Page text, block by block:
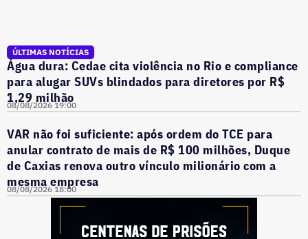
ÚLTIMAS NOTÍCIAS
Água dura: Cedae cita violência no Rio e compliance
para alugar SUVs blindados para diretores por R$
1,29 milhão
08/08/2026 19:00
VAR não foi suficiente: após ordem do TCE para
anular contrato de mais de R$ 100 milhões, Duque
de Caxias renova outro vínculo milionário com a
mesma empresa
08/08/2026 18:00